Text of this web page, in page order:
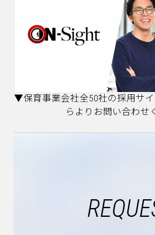
▼保育事業会社全50社の採用サ
らよりお問い合わせ